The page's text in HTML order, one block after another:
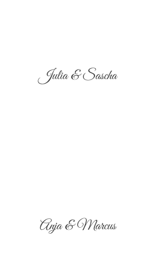
Julia & Sascha
Anja & Marcus